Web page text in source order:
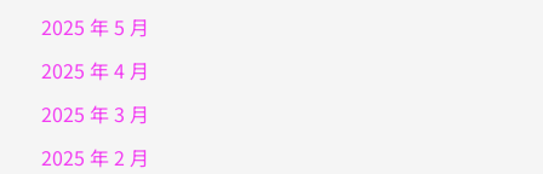
2025 年 5 月
2025 年 4 月
2025 年 3 月
2025 年 2 月